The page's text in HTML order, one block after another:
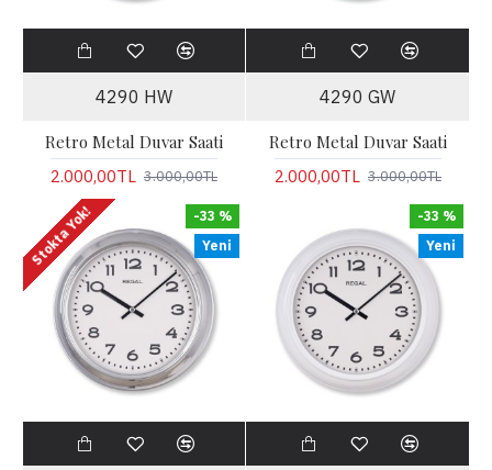
4290 HW
Retro Metal Duvar Saati
2.000,00TL 3.000,00TL
4290 GW
Retro Metal Duvar Saati
2.000,00TL 3.000,00TL
Yeni
-33 %
Stokta Yok! Yeni
-33 %